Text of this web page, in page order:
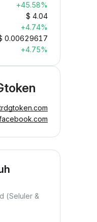
+45.58%
$ 4.04
+4.74%
0.00629617
+4.75%
(Seluler &